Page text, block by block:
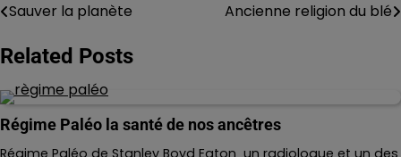
Navigation
de
l’article
Sauver la planète Ancienne religion du blé
Related Posts
Régime Paléo la santé de nos ancêtres